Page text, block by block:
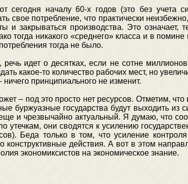
сегодня началу 60-х годов (это без учета
свое потребление, что практически
и закрываться производства. Это означает,
тогда никакого «среднего» класса и в
тогда не было.
идет о десятках, если не сотне
какое-то количество рабочих мест, но
принципиального не изменит.
– под это просто нет ресурсов. Отметим,
буржуазные государства будут выходить из
и чрезвычайно актуальный. Я думаю, что
утечкам, они сводятся к усилению
Беда только в том, что усиление
действия. А вот в этом
экономиксистов на экономическое знание.